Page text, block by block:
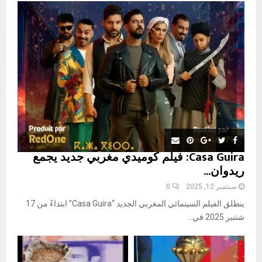
o
r
R
C
Casa Guira: فيلم كوميدي مغربي جديد يجمع
ريدوان...
سبتمبر 12, 2025 0
ينطلق الفيلم السينمائي المغربي الجديد “Casa Guira” ابتداءً من 17
شتنبر 2025 في...